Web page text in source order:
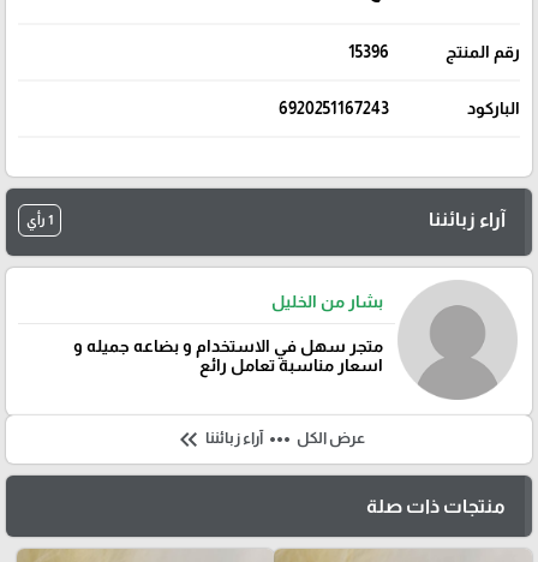
رقم المنتج 15396
الباركود 6920251167243
آراء زبائننا 1 رأي
بشار من الخليل
متجر سهل في الاستخدام و بضاعه جميله و
اسعار مناسبة تعامل رائع
عرض الكل more_horiz آراء زبائننا keyboard_double_arrow_left
منتجات ذات صلة